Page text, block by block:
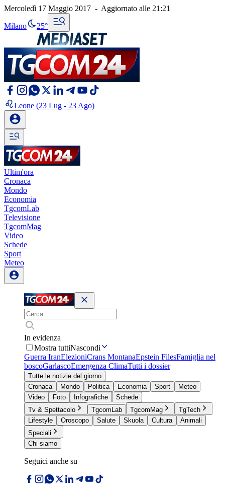
Mercoledì 17 Maggio 2017 - Aggiornato alle 21:21
Milano 25°
Leone (23 Lug - 23 Ago)
Ultim'ora
Cronaca
Mondo
Economia
TgcomLab
Televisione
TgcomMag
Video
Schede
Sport
Meteo
In evidenza
Mostra tuttiNascondi
Guerra IranElezioniCrans MontanaEpstein FilesFamiglia nel
boscoGarlascoEmergenza ClimaTutti i dossier
Tutte le notizie del giorno
Cronaca
Mondo Politica Economia Sport
Meteo
Video
Foto Infografiche
Schede
Tv & Spettacolo
TgcomLab TgcomMag
TgTech
Lifestyle
Oroscopo Salute Skuola Cultura
Animali
Speciali
Chi siamo
Seguici anche su